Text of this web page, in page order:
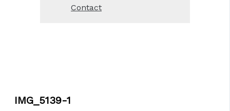
Contact
IMG_5139-1